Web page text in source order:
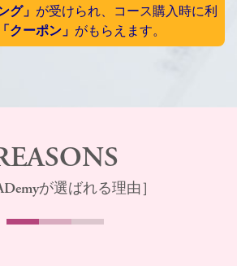
グ」 が受けられ、コース購入時に利
「クーポン」 がもらえます。
が選ばれる理由］